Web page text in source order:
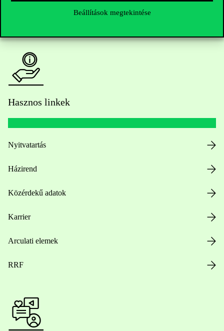
Beállítások megtekintése
Hasznos linkek
Nyitvatartás
Házirend
Közérdekű adatok
Karrier
Arculati elemek
RRF